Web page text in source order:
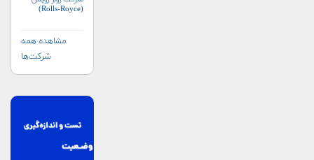
(Rolls-Royce)
مشاهده همه
شرکت‌ها